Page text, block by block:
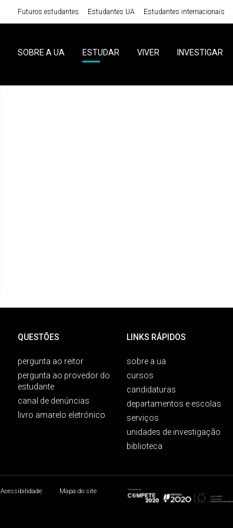
Futuros estudantes Estudantes UA Estudantes internacionais
SOBRE A UA ESTUDAR VIVER INVESTIGAR
QUESTÕES
pergunta ao reitor
pergunta ao provedor do
estudante
canal de denúncias
livro amarelo eletrónico
LINKS RÁPIDOS
sobre a ua
cursos
candidaturas
departamentos e escolas
serviços
unidades de investigação
biblioteca
Acessibilidade
Mapa do site